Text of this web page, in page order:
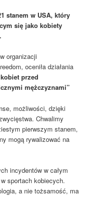
stanem w USA, który
się jako kobiety
organizacji
oceniła działania
przed
mężczyznami”
możliwości, dzięki
Chwalimy
pierwszym stanem,
mogą rywalizować na
incydentów w całym
sportach kobiecych.
a nie tożsamość, ma